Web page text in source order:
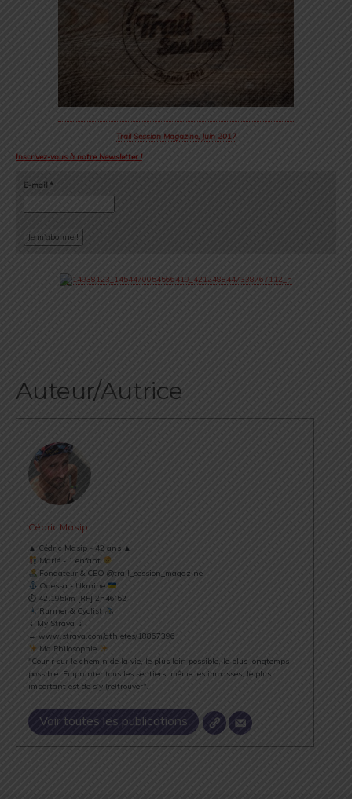
Trail Session Magazine, Juin 2017
Inscrivez-vous à notre Newsletter !
E-mail *
Auteur/Autrice
Cédric Masip
▲ Cédric Masip - 42 ans ▲
Marié - 1 enfant
Fondateur & CEO @trail_session_magazine
Odessa - Ukraine
⏱ 42.195km [RP] 2h46’52
Runner & Cyclist
⇣ My Strava ⇣
→ www.strava.com/athletes/18867396
Ma Philosophie
"Courir sur le chemin de la vie, le plus loin possible, le plus longtemps
possible. Emprunter tous les sentiers, même les impasses, le plus
important est de s’y (re)trouver".
Voir toutes les publications